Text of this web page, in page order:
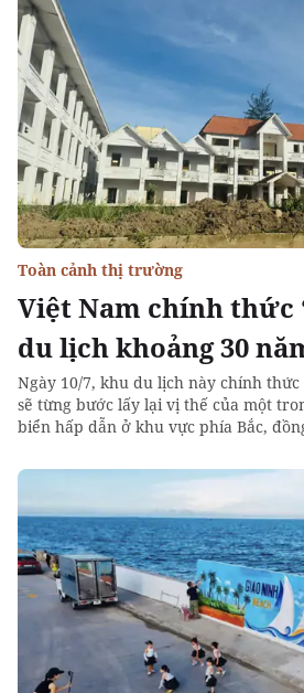
Việt Nam chính thức
du lịch khoảng 30
Toàn cảnh thị trường
Ngày 10/7, khu du lịch này chính
sẽ từng bước lấy lại vị thế của một
biển hấp dẫn ở khu vực phía Bắc,